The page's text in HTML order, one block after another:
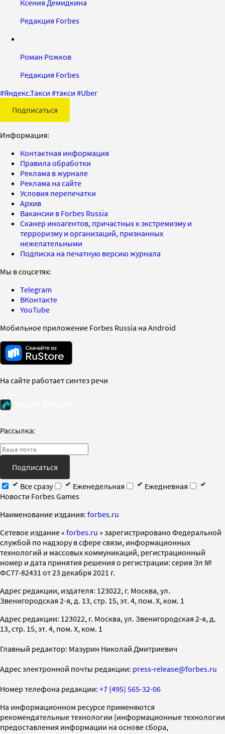
Ксения Демидкина
Редакция Forbes
Роман Рожков
Редакция Forbes
#Яндекс.Такси #такси #Uber
Подписаться
Информация:
Контактная информация
Правила обработки
Реклама в журнале
Реклама на сайте
Условия перепечатки
Архив
Вакансии в Forbes Russia
Сканер иноагентов, причастных к экстремизму и
терроризму и организаций, признанных
нежелательными
Подписка на печатную версию журнала
Мы в соцсетях:
Telegram
ВКонтакте
YouTube
Мобильное приложение Forbes Russia на Android
На сайте работает синтез речи
Рассылка:
Подписаться
Все сразу
Еженедельная
Ежедневная
Новости Forbes Games
Наименование издания: forbes.ru
Cетевое издание « forbes.ru » зарегистрировано Федеральной
службой по надзору в сфере связи, информационных
технологий и массовых коммуникаций, регистрационный
номер и дата принятия решения о регистрации: серия Эл №
ФС77-82431 от 23 декабря 2021 г.
Адрес редакции, издателя: 123022, г. Москва, ул.
Звенигородская 2-я, д. 13, стр. 15, эт. 4, пом. X, ком. 1
Адрес редакции: 123022, г. Москва, ул. Звенигородская 2-я, д.
13, стр. 15, эт. 4, пом. X, ком. 1
Главный редактор: Мазурин Николай Дмитриевич
Адрес электронной почты редакции: press-release@forbes.ru
Номер телефона редакции: +7 (495) 565-32-06
На информационном ресурсе применяются
рекомендательные технологии (информационные технологии
предоставления информации на основе сбора,